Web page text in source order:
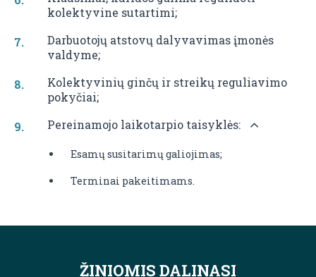
kolektyvine sutartimi;
Darbuotojų atstovų dalyvavimas įmonės
valdyme;
Kolektyvinių ginčų ir streikų reguliavimo
pokyčiai;
Pereinamojo laikotarpio taisyklės:
Esamų susitarimų galiojimas;
Terminai pakeitimams.
ŽINIOMIS DALINASI